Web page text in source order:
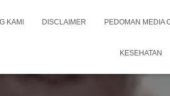
KAMI DISCLAIMER PEDOMAN MEDIA
KESEHATAN